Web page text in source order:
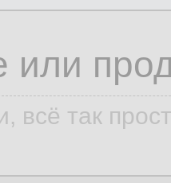
или
всё так